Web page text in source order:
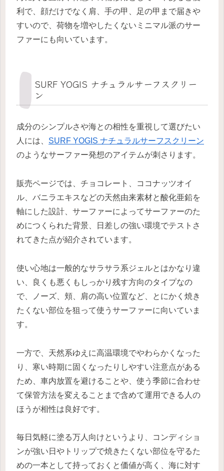
利で、顔だけでなく肩、手の甲、足の甲まで届きや
すいので、荷物を増やしたくないミニマル派のサー
ファーにも向いています。
SURF YOGIS ナチュラルサーフスクリー
ン
成分のシンプルさや海との相性を重視して選びたい
人には、 SURF YOGIS ナチュラルサーフスクリーン
のようなサーファー発想のアイテムが刺さります。
販売ページでは、チョコレート、ココナッツオイ
ル、バニラエキスなどの天然由来素材と酸化亜鉛を
軸にした設計、サーファーによってサーファーのた
めにつくられた背景、日差しの強い環境でテストさ
れてきた点が紹介されています。
使い心地は一般的なサラサラ系ジェルとはかなり違
い、良くも悪くもしっかり残す方向のタイプなの
で、ノーズ、頬、肩の高い位置など、とにかく焼き
たくない部位を狙って使うサーファーに向いていま
す。
一方で、天然系ゆえに高温環境でやわらかくなった
り、寒い時期に固くなったりしやすい注意点がある
ため、車内放置を避けることや、使う季節に合わせ
て保管方法を変えることまで含めて運用できる人の
ほうが相性は良好です。
毎日気軽に塗る万人向けというより、コンディショ
ンが強い日やトリップで焼きたくない部位を守るた
めの一本として持っておくと価値が高く、海に対す